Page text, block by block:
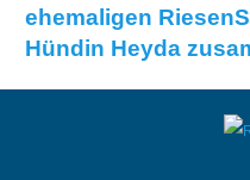
ehemaligen
Hündin Heyda